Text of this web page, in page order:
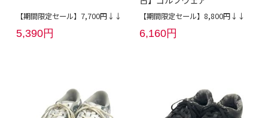
【期間限定セール】7,700円↓↓
5,390円
【期間限定セール】8,800円↓↓
6,160円